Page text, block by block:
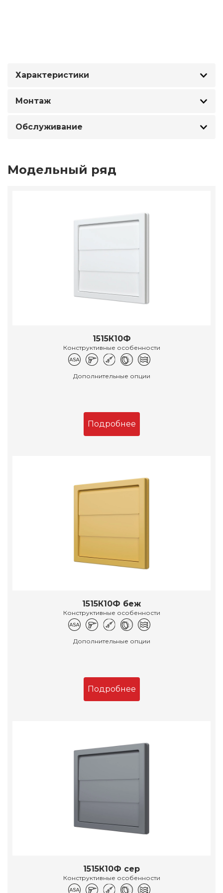
Характеристики
Монтаж
Обслуживание
Модельный ряд
1515К10Ф
Конструктивные особенности
Дополнительные опции
Подробнее
1515К10Ф беж
Конструктивные особенности
Дополнительные опции
Подробнее
1515К10Ф сер
Конструктивные особенности